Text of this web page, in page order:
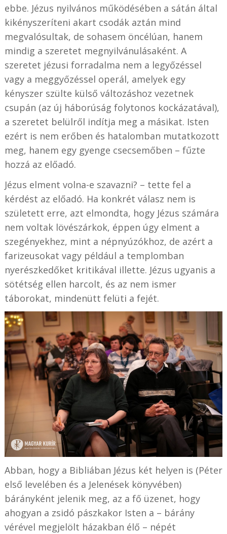
ebbe. Jézus nyilvános működésében a sátán által
kikényszeríteni akart csodák aztán mind
megvalósultak, de sohasem öncélúan, hanem
mindig a szeretet megnyilvánulásaként. A
szeretet jézusi forradalma nem a legyőzéssel
vagy a meggyőzéssel operál, amelyek egy
kényszer szülte külső változáshoz vezetnek
csupán (az új háborúság folytonos kockázatával),
a szeretet belülről indítja meg a másikat. Isten
ezért is nem erőben és hatalomban mutatkozott
meg, hanem egy gyenge csecsemőben – fűzte
hozzá az előadó.
Jézus elment volna-e szavazni? – tette fel a
kérdést az előadó. Ha konkrét válasz nem is
született erre, azt elmondta, hogy Jézus számára
nem voltak lövészárkok, éppen úgy elment a
szegényekhez, mint a népnyúzókhoz, de azért a
farizeusokat vagy például a templomban
nyerészkedőket kritikával illette. Jézus ugyanis a
sötétség ellen harcolt, és az nem ismer
táborokat, mindenütt felüti a fejét.
Abban, hogy a Bibliában Jézus két helyen is (Péter
első levelében és a Jelenések könyvében)
bárányként jelenik meg, az a fő üzenet, hogy
ahogyan a zsidó pászkakor Isten a – bárány
vérével megjelölt házakban élő – népét